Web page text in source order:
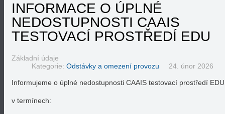
INFORMACE O ÚPLNÉ
NEDOSTUPNOSTI CAAIS
TESTOVACÍ PROSTŘEDÍ EDU
Základní údaje
Kategorie: Odstávky a omezení provozu 24. únor 2026
Informujeme o úplné nedostupnosti CAAIS testovací prostředí EDU
v termínech: